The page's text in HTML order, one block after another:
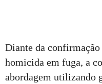
Diante da confirmação
homicida em fuga, a
abordagem utilizando